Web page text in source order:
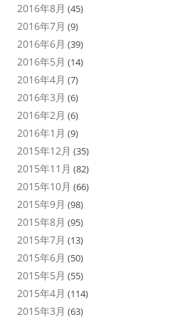
2016年8月 (45)
2016年7月 (9)
2016年6月 (39)
2016年5月 (14)
2016年4月 (7)
2016年3月 (6)
2016年2月 (6)
2016年1月 (9)
2015年12月 (35)
2015年11月 (82)
2015年10月 (66)
2015年9月 (98)
2015年8月 (95)
2015年7月 (13)
2015年6月 (50)
2015年5月 (55)
2015年4月 (114)
2015年3月 (63)